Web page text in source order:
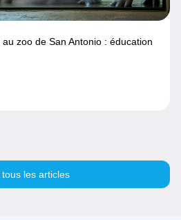
zoo de San Antonio : éducation
tous les articles